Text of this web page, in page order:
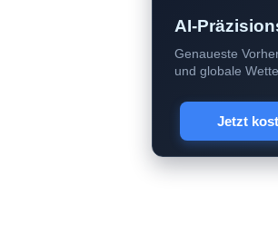
AI-
Genaueste
und globale
Jetzt